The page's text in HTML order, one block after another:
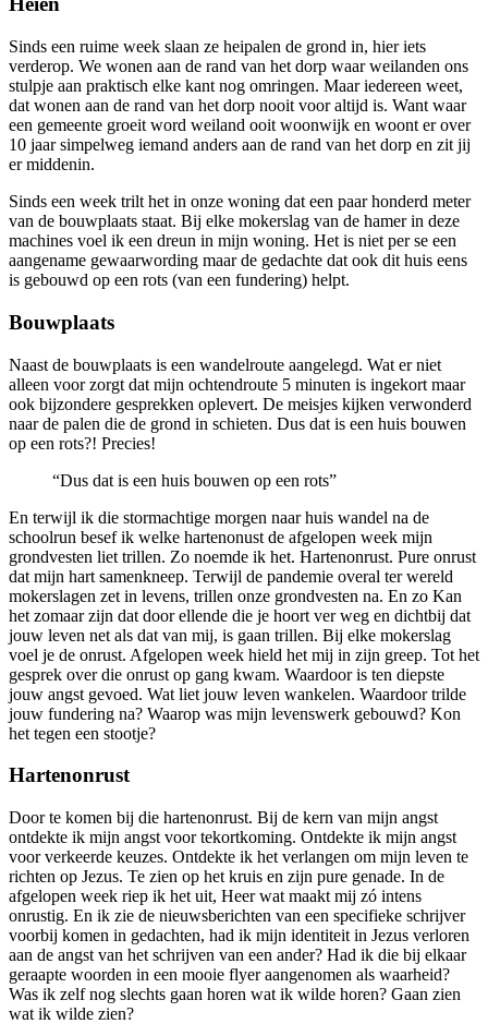
Sinds een ruime week slaan ze heipalen de grond in, hier iets
verderop. We wonen aan de rand van het dorp waar weilanden ons
stulpje aan praktisch elke kant nog omringen. Maar iedereen weet,
dat wonen aan de rand van het dorp nooit voor altijd is. Want waar
een gemeente groeit word weiland ooit woonwijk en woont er over
10 jaar simpelweg iemand anders aan de rand van het dorp en zit jij
er middenin.
Sinds een week trilt het in onze woning dat een paar honderd meter
van de bouwplaats staat. Bij elke mokerslag van de hamer in deze
machines voel ik een dreun in mijn woning. Het is niet per se een
aangename gewaarwording maar de gedachte dat ook dit huis eens
is gebouwd op een rots (van een fundering) helpt.
Bouwplaats
Naast de bouwplaats is een wandelroute aangelegd. Wat er niet
alleen voor zorgt dat mijn ochtendroute 5 minuten is ingekort maar
ook bijzondere gesprekken oplevert. De meisjes kijken verwonderd
naar de palen die de grond in schieten. Dus dat is een huis bouwen
op een rots?! Precies!
“Dus dat is een huis bouwen op een rots”
En terwijl ik die stormachtige morgen naar huis wandel na de
schoolrun besef ik welke hartenonust de afgelopen week mijn
grondvesten liet trillen. Zo noemde ik het. Hartenonrust. Pure onrust
dat mijn hart samenkneep. Terwijl de pandemie overal ter wereld
mokerslagen zet in levens, trillen onze grondvesten na. En zo Kan
het zomaar zijn dat door ellende die je hoort ver weg en dichtbij dat
jouw leven net als dat van mij, is gaan trillen. Bij elke mokerslag
voel je de onrust. Afgelopen week hield het mij in zijn greep. Tot het
gesprek over die onrust op gang kwam. Waardoor is ten diepste
jouw angst gevoed. Wat liet jouw leven wankelen. Waardoor trilde
jouw fundering na? Waarop was mijn levenswerk gebouwd? Kon
het tegen een stootje?
Hartenonrust
Door te komen bij die hartenonrust. Bij de kern van mijn angst
ontdekte ik mijn angst voor tekortkoming. Ontdekte ik mijn angst
voor verkeerde keuzes. Ontdekte ik het verlangen om mijn leven te
richten op Jezus. Te zien op het kruis en zijn pure genade. In de
afgelopen week riep ik het uit, Heer wat maakt mij zó intens
onrustig. En ik zie de nieuwsberichten van een specifieke schrijver
voorbij komen in gedachten, had ik mijn identiteit in Jezus verloren
aan de angst van het schrijven van een ander? Had ik die bij elkaar
geraapte woorden in een mooie flyer aangenomen als waarheid?
Was ik zelf nog slechts gaan horen wat ik wilde horen? Gaan zien
wat ik wilde zien?